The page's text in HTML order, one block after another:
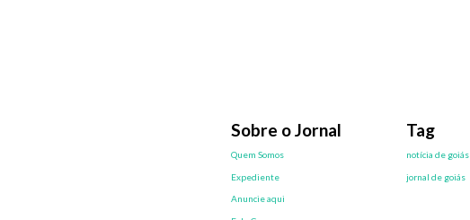
Sobre o Jornal
Quem Somos
Expediente
Anuncie aqui
Tag
notícia de goiás
jornal de goiás